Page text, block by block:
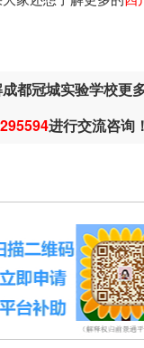
都冠城实验学校更
进行交流咨询！